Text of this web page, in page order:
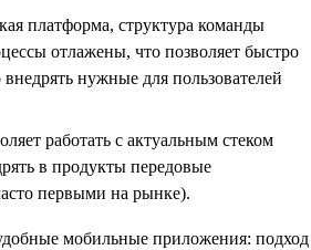
платформа, структура команды
отлажены, что позволяет быстро
внедрять нужные для пользователей
работать с актуальным стеком
в продукты передовые
первыми на рынке).